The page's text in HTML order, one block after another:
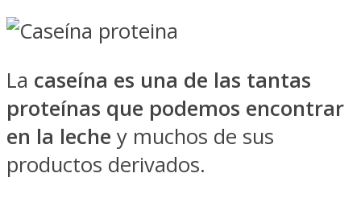
La caseína es una de las tantas
proteínas que podemos encontrar
en la leche y muchos de sus
productos derivados.